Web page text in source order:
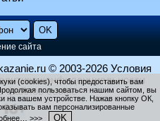
сайта
© 2003-2026 Условия
конфиденциальности
файлов cookie
(cookies), чтобы предоставить вам
пользоваться нашим сайтом, вы
на вашем устройстве. Нажав кнопку ОК,
вам персонализированные
>>> OK